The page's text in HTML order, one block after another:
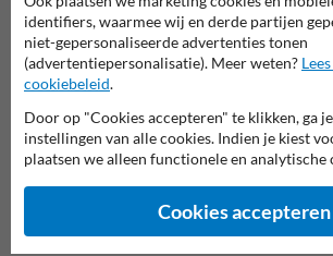
identifiers, waarmee wij en derde partijen
niet-gepersonaliseerde advertenties tonen
(advertentiepersonalisatie). Meer weten?
cookiebeleid.
Door op "Cookies accepteren" te klikken, ga
instellingen van alle cookies. Indien je kiest
plaatsen we alleen functionele en analytische
Cookies accepteren